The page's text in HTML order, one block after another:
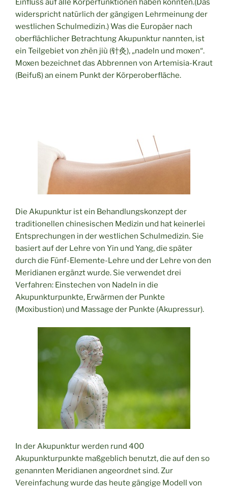
Einfluss auf alle Körperfunktionen haben könnten.(Das
widerspricht natürlich der gängigen Lehrmeinung der
westlichen Schulmedizin.) Was die Europäer nach
oberflächlicher Betrachtung Akupunktur nannten, ist
ein Teilgebiet von zhēn jiù (针灸), „nadeln und moxen“.
Moxen bezeichnet das Abbrennen von Artemisia-Kraut
(Beifuß) an einem Punkt der Körperoberfläche.
Die Akupunktur ist ein Behandlungskonzept der
traditionellen chinesischen Medizin und hat keinerlei
Entsprechungen in der westlichen Schulmedizin. Sie
basiert auf der Lehre von Yin und Yang, die später
durch die Fünf-Elemente-Lehre und der Lehre von den
Meridianen ergänzt wurde. Sie verwendet drei
Verfahren: Einstechen von Nadeln in die
Akupunkturpunkte, Erwärmen der Punkte
(Moxibustion) und Massage der Punkte (Akupressur).
In der Akupunktur werden rund 400
Akupunkturpunkte maßgeblich benutzt, die auf den so
genannten Meridianen angeordnet sind. Zur
Vereinfachung wurde das heute gängige Modell von